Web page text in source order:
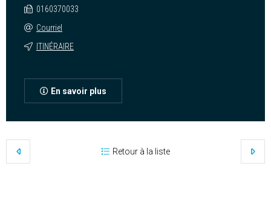
0160370033
Courriel
ITINÉRAIRE
En savoir plus
Retour à la liste